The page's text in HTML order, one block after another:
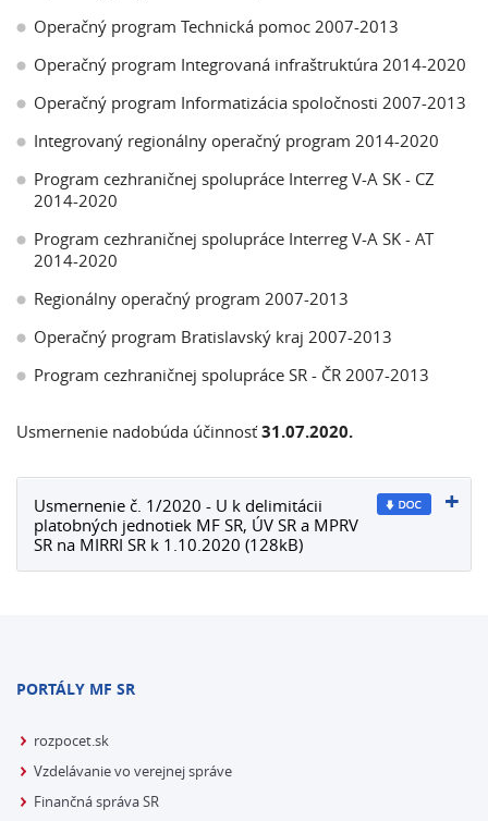
Operačný program Technická pomoc 2007-2013
Operačný program Integrovaná infraštruktúra 2014-2020
Operačný program Informatizácia spoločnosti 2007-2013
Integrovaný regionálny operačný program 2014-2020
Program cezhraničnej spolupráce Interreg V-A SK - CZ
2014-2020
Program cezhraničnej spolupráce Interreg V-A SK - AT
2014-2020
Regionálny operačný program 2007-2013
Operačný program Bratislavský kraj 2007-2013
Program cezhraničnej spolupráce SR - ČR 2007-2013
Usmernenie nadobúda účinnosť31.07.2020.
Usmernenie č. 1/2020 - U k delimitácii
platobných jednotiek MF SR, ÚV SR a MPRV
SR na MIRRI SR k 1.10.2020 (128kB)
PORTÁLY MF SR
rozpocet.sk
Vzdelávanie vo verejnej správe
Finančná správa SR